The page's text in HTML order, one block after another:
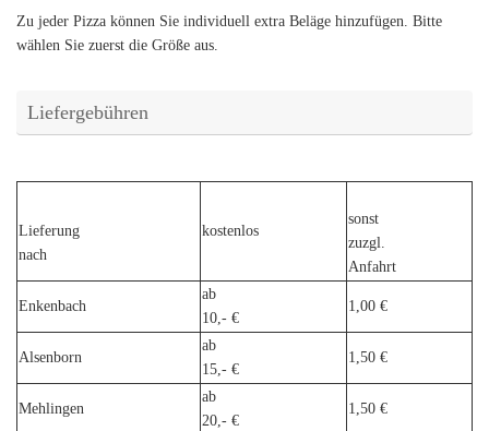
Zu jeder Pizza können Sie individuell extra Beläge hinzufügen. Bitte
wählen Sie zuerst die Größe aus.
Liefergebühren
Lieferung
nach
kostenlos
sonst
zuzgl.
Anfahrt
Enkenbach
ab
10,- €
1,00 €
Alsenborn
ab
15,- €
1,50 €
Mehlingen
ab
20,- €
1,50 €